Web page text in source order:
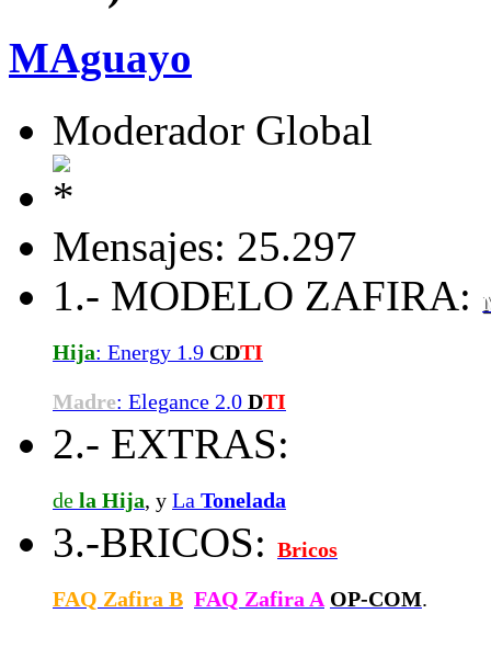
MAguayo
Moderador Global
Mensajes: 25.297
1.- MODELO ZAFIRA:
Hija: Energy 1.9 CDTI
Madre: Elegance 2.0 DTI
2.- EXTRAS:
de la Hija, y La Tonelada
3.-BRICOS: Bricos
FAQ Zafira B FAQ Zafira A OP-COM.